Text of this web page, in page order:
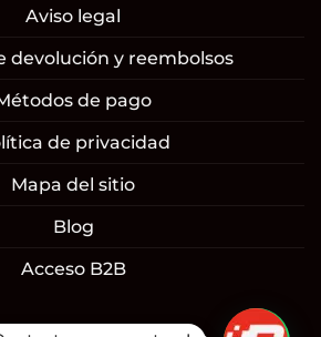
Aviso legal
devolución y reembolsos
de pago
de privacidad
Mapa del sitio
Blog
Acceso B2B
1